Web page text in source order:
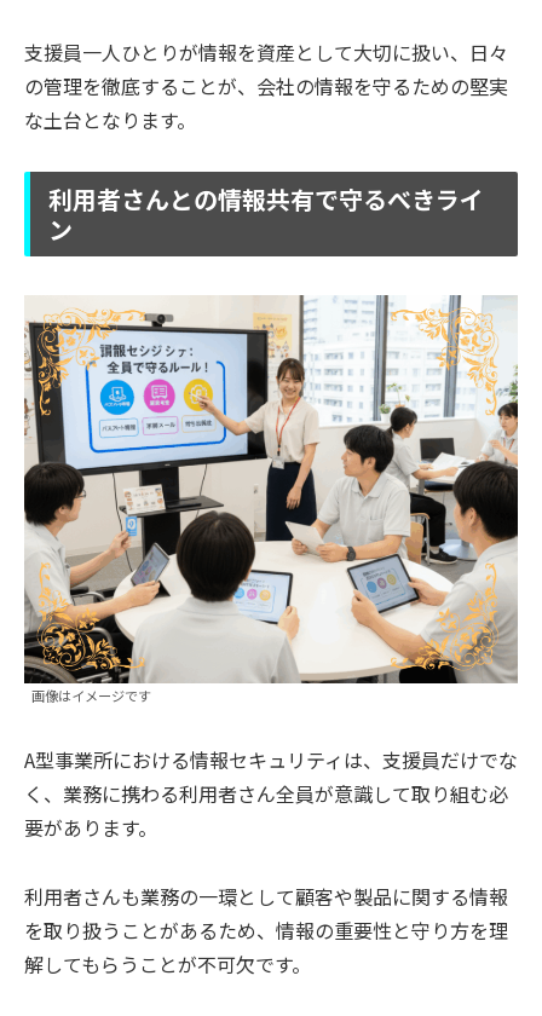
支援員一人ひとりが情報を資産として大切に扱い、日々
の管理を徹底することが、会社の情報を守るための堅実
な土台となります。
利用者さんとの情報共有で守るべきライ
ン
画像はイメージです
A型事業所における情報セキュリティは、支援員だけでな
く、業務に携わる利用者さん全員が意識して取り組む必
要があります。
利用者さんも業務の一環として顧客や製品に関する情報
を取り扱うことがあるため、情報の重要性と守り方を理
解してもらうことが不可欠です。